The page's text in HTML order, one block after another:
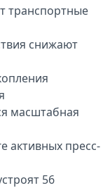
транспортные
снижают
масштабная
активных пресс-
56